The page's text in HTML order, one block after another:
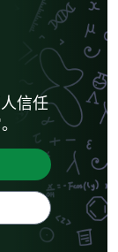
信任